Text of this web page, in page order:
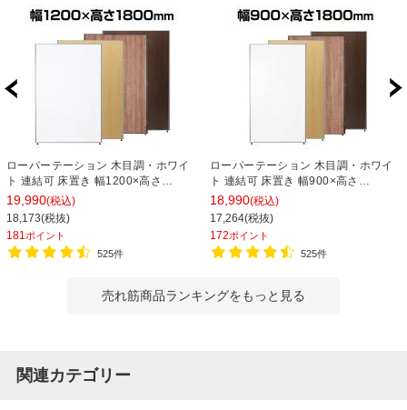
ローパーテーション 木目調・ホワイ
ト 連結可 床置き 幅1200×高さ
1800mm パーティション 衝立 間仕切
り オフィス 目隠し
19,990(税込)
18,173(税抜)
181ポイント
525件
ローパーテーション 木目調・ホワイ
ト 連結可 床置き 幅900×高さ
1800mm パーティション 衝立 間仕切
り オフィス 目隠し
18,990(税込)
17,264(税抜)
172ポイント
525件
売れ筋商品ランキングをもっと見る
関連カテゴリー